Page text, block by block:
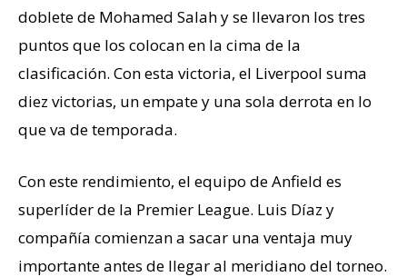
doblete de Mohamed Salah y se llevaron los tres
puntos que los colocan en la cima de la
clasificación. Con esta victoria, el Liverpool suma
diez victorias, un empate y una sola derrota en lo
que va de temporada.
Con este rendimiento, el equipo de Anfield es
superlíder de la Premier League. Luis Díaz y
compañía comienzan a sacar una ventaja muy
importante antes de llegar al meridiano del torneo.